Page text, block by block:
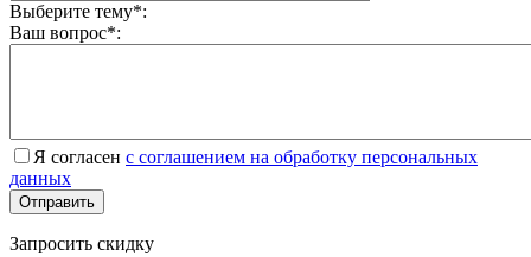
Выберите тему*:
Ваш вопрос*:
Я согласен с соглашением на обработку персональных
данных
Запросить скидку